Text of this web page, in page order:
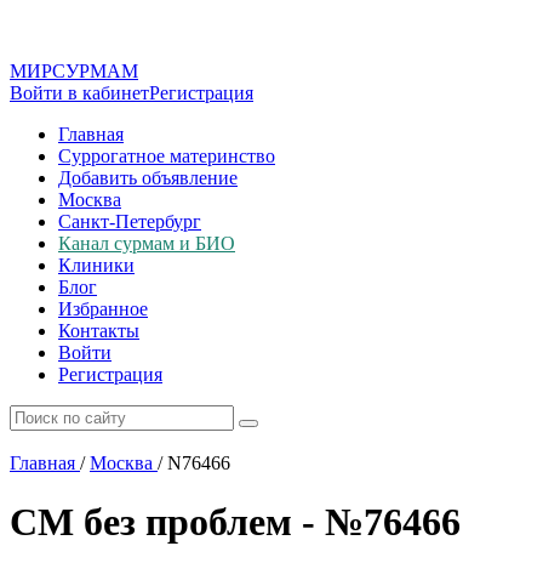
МИРСУРМАМ
Войти в кабинетРегистрация
Главная
Суррогатное материнство
Добавить объявление
Москва
Санкт-Петербург
Канал сурмам и БИО
Клиники
Блог
Избранное
Контакты
Войти
Регистрация
Главная / Москва /N76466
СМ без проблем - №76466